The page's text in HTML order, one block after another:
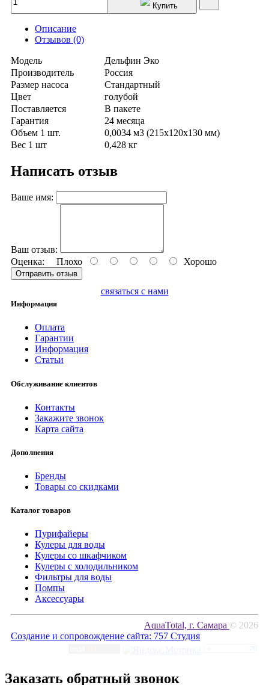
Купить
Описание
Отзывов (0)
Модель
Дельфин Эко
Производитель
Россия
Размер насоса
Стандартный
Цвет
голубой
Поставляется
В пакете
Гарантия
24 месяца
Объем 1 шт.
0,0034 м3 (215х120х130 мм)
Вес 1 шт
0,428 кг
Написать отзыв
Ваше имя:
Ваш отзыв:
Оценка: Плохо Хорошо
Отправить отзыв
связаться с нами
Информация
Оплата
Гарантии
Информация
Статьи
Обслуживание клиентов
Контакты
Закажите звонок
Карта сайта
Дополнения
Бренды
Товары со скидками
Каталог товаров
Пурифайеры
Кулеры для воды
Кулеры со шкафчиком
Кулеры с холодильником
Фильтры для воды
Помпы
Аксессуары
AquaTotal, г. Самара © 2026
Создание и сопровождение сайта: 757 Студия
Заказать обратный звонок